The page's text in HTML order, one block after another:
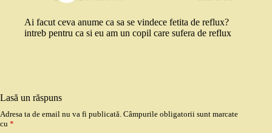
Ai facut ceva anume ca sa se vindece fetita de reflux?
intreb pentru ca si eu am un copil care sufera de reflux
Lasă un răspuns
Adresa ta de email nu va fi publicată. Câmpurile obligatorii sunt marcate
cu *